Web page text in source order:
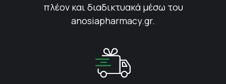
πλέον και διαδικτυακά μέσω του
anosiapharmacy.gr.